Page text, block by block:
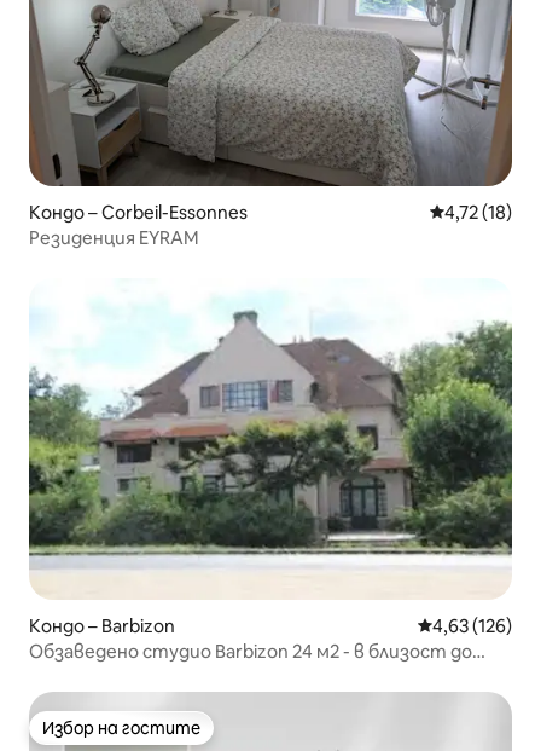
Кондо – Corbeil-Essonnes Средна
4,72 (18)
Резиденция EYRAM
Кондо – Barbizon Средна
4,63 (126)
Обзаведено студио Barbizon 24 м2 - в близост до
Избор на гостите
Избор на гостите